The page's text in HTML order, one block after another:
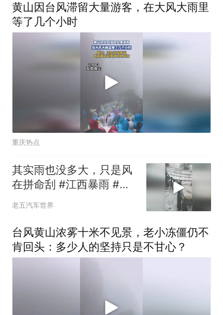
黄山因台风滞留大量游客，在大风大雨里
等了几个小时
重庆热点
其实雨也没多大，只是风
在拼命刮 #江西暴雨 #卧
龙谷 #庐山 #武功山 #江
老五汽车世界
台风黄山浓雾十米不见景，老小冻僵仍不
肯回头：多少人的坚持只是不甘心？